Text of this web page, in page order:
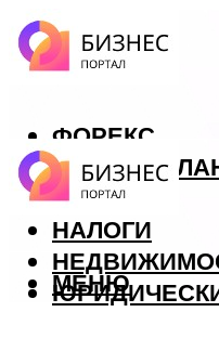
ФОРЕКС
БИЗНЕС
КРЕДИТЫ
НАЛОГИ
МЕНЮ